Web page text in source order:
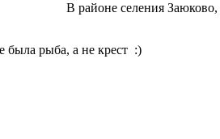
Заюково, на высоте
была рыба, а не крест :)